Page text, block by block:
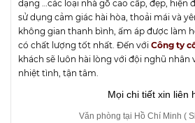
dạng …các loại nhà gỗ cao cấp, đẹp, hiện
sử dụng cảm giác hài hòa, thoải mái và
không gian thanh bình, ấm áp được làm
có chất lượng tốt nhất. Đến với Công ty
khách sẽ luôn hài lòng với đội nghũ nhân
nhiệt tình, tận tâm.
Mọi chi tiết xin liên
Văn phòng tại Hồ Chí Minh (